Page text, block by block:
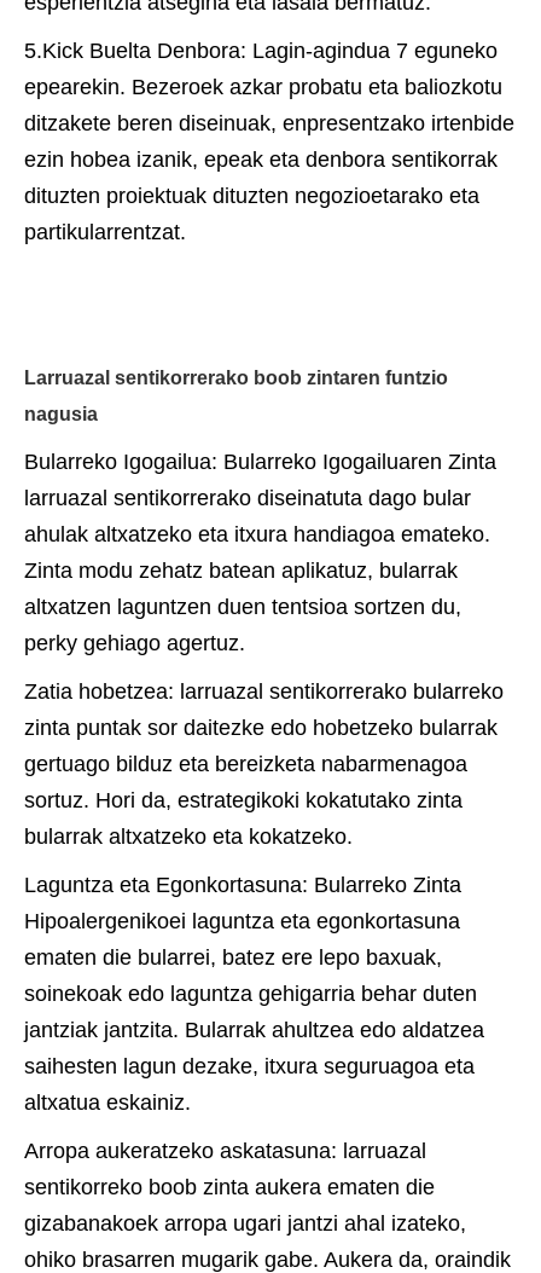
5.Kick Buelta Denbora: Lagin-agindua 7 eguneko
epearekin. Bezeroek azkar probatu eta baliozkotu
ditzakete beren diseinuak, enpresentzako irtenbide
ezin hobea izanik, epeak eta denbora sentikorrak
dituzten proiektuak dituzten negozioetarako eta
partikularrentzat.
Larruazal sentikorrerako boob zintaren funtzio
nagusia
Bularreko Igogailua: Bularreko Igogailuaren Zinta
larruazal sentikorrerako diseinatuta dago bular
ahulak altxatzeko eta itxura handiagoa emateko.
Zinta modu zehatz batean aplikatuz, bularrak
altxatzen laguntzen duen tentsioa sortzen du,
perky gehiago agertuz.
Zatia hobetzea: larruazal sentikorrerako bularreko
zinta puntak sor daitezke edo hobetzeko bularrak
gertuago bilduz eta bereizketa nabarmenagoa
sortuz. Hori da, estrategikoki kokatutako zinta
bularrak altxatzeko eta kokatzeko.
Laguntza eta Egonkortasuna: Bularreko Zinta
Hipoalergenikoei laguntza eta egonkortasuna
ematen die bularrei, batez ere lepo baxuak,
soinekoak edo laguntza gehigarria behar duten
jantziak jantzita. Bularrak ahultzea edo aldatzea
saihesten lagun dezake, itxura seguruagoa eta
altxatua eskainiz.
Arropa aukeratzeko askatasuna: larruazal
sentikorreko boob zinta aukera ematen die
gizabanakoek arropa ugari jantzi ahal izateko,
ohiko brasarren mugarik gabe. Aukera da, oraindik